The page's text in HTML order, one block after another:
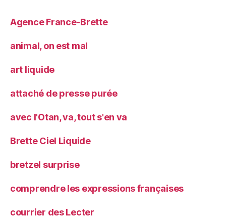
Agence France-Brette
animal, on est mal
art liquide
attaché de presse purée
avec l'Otan, va, tout s'en va
Brette Ciel Liquide
bretzel surprise
comprendre les expressions françaises
courrier des Lecter